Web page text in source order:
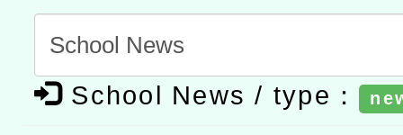
程
A3數位素養講師名單
「數位內容與教學軟體線
t」
有關大陸委員會函釋公務
School News / type：